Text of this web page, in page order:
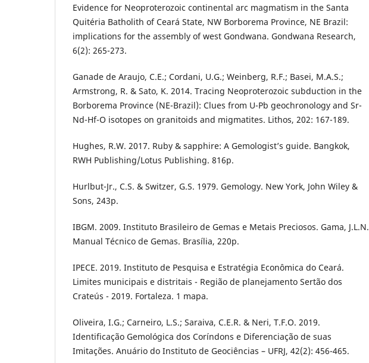
Evidence for Neoproterozoic continental arc magmatism in the Santa
Quitéria Batholith of Ceará State, NW Borborema Province, NE Brazil:
implications for the assembly of west Gondwana. Gondwana Research,
6(2): 265-273.
Ganade de Araujo, C.E.; Cordani, U.G.; Weinberg, R.F.; Basei, M.A.S.;
Armstrong, R. & Sato, K. 2014. Tracing Neoproterozoic subduction in the
Borborema Province (NE-Brazil): Clues from U-Pb geochronology and Sr-
Nd-Hf-O isotopes on granitoids and migmatites. Lithos, 202: 167-189.
Hughes, R.W. 2017. Ruby & sapphire: A Gemologist’s guide. Bangkok,
RWH Publishing/Lotus Publishing. 816p.
Hurlbut-Jr., C.S. & Switzer, G.S. 1979. Gemology. New York, John Wiley &
Sons, 243p.
IBGM. 2009. Instituto Brasileiro de Gemas e Metais Preciosos. Gama, J.L.N.
Manual Técnico de Gemas. Brasília, 220p.
IPECE. 2019. Instituto de Pesquisa e Estratégia Econômica do Ceará.
Limites municipais e distritais - Região de planejamento Sertão dos
Crateús - 2019. Fortaleza. 1 mapa.
Oliveira, I.G.; Carneiro, L.S.; Saraiva, C.E.R. & Neri, T.F.O. 2019.
Identificação Gemológica dos Coríndons e Diferenciação de suas
Imitações. Anuário do Instituto de Geociências – UFRJ, 42(2): 456-465.